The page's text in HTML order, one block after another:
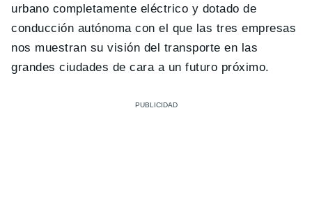
urbano completamente eléctrico y dotado de
conducción autónoma con el que las tres empresas
nos muestran su visión del transporte en las
grandes ciudades de cara a un futuro próximo.